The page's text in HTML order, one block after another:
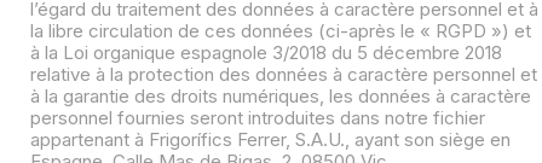
l’égard du traitement des données à caractère personnel et à
la libre circulation de ces données (ci-après le « RGPD ») et
à la Loi organique espagnole 3/2018 du 5 décembre 2018
relative à la protection des données à caractère personnel et
à la garantie des droits numériques, les données à caractère
personnel fournies seront introduites dans notre fichier
appartenant à Frigorífics Ferrer, S.A.U., ayant son siège en